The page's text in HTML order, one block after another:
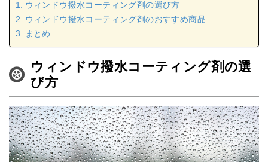
ウィンドウ撥水コーティング剤の選び方
ウィンドウ撥水コーティング剤のおすすめ商品
まとめ
ウィンドウ撥水コーティング剤の選
び方